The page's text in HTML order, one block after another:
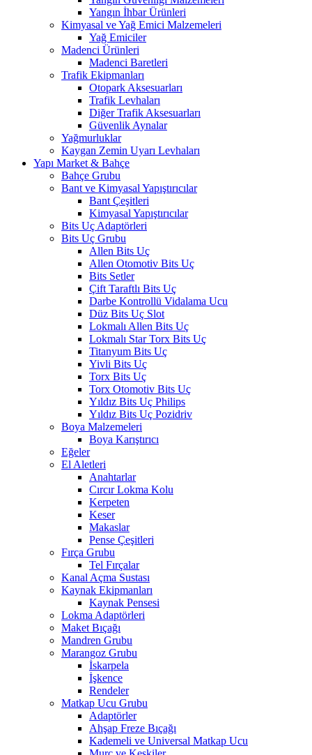
Yangın İhbar Ürünleri
Kimyasal ve Yağ Emici Malzemeleri
Yağ Emiciler
Madenci Ürünleri
Madenci Baretleri
Trafik Ekipmanları
Otopark Aksesuarları
Trafik Levhaları
Diğer Trafik Aksesuarları
Güvenlik Aynalar
Yağmurluklar
Kaygan Zemin Uyarı Levhaları
Yapı Market & Bahçe
Bahçe Grubu
Bant ve Kimyasal Yapıştırıcılar
Bant Çeşitleri
Kimyasal Yapıştırıcılar
Bits Uç Adaptörleri
Bits Uç Grubu
Allen Bits Uç
Allen Otomotiv Bits Uç
Bits Setler
Çift Taraftlı Bits Uç
Darbe Kontrollü Vidalama Ucu
Düz Bits Uç Slot
Lokmalı Allen Bits Uç
Lokmalı Star Torx Bits Uç
Titanyum Bits Uç
Yivli Bits Uç
Torx Bits Uç
Torx Otomotiv Bits Uç
Yıldız Bits Uç Philips
Yıldız Bits Uç Pozidriv
Boya Malzemeleri
Boya Karıştırıcı
Eğeler
El Aletleri
Anahtarlar
Cırcır Lokma Kolu
Kerpeten
Keser
Makaslar
Pense Çeşitleri
Fırça Grubu
Tel Fırçalar
Kanal Açma Sustası
Kaynak Ekipmanları
Kaynak Pensesi
Lokma Adaptörleri
Maket Bıçağı
Mandren Grubu
Marangoz Grubu
İskarpela
İşkence
Rendeler
Matkap Ucu Grubu
Adaptörler
Ahşap Freze Bıçağı
Kademeli ve Universal Matkap Ucu